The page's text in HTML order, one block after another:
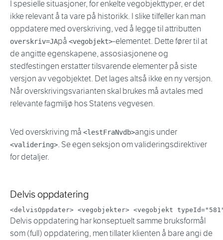
I spesielle situasjoner, for enkelte vegobjekttyper, er det
ikke relevant å ta vare på historikk. I slike tilfeller kan man
oppdatere med overskriving, ved å legge til attributten
overskriv=JApå <vegobjekt>-elementet. Dette fører til at
de angitte egenskapene, assosiasjonene og
stedfestingen erstatter tilsvarende elementer på siste
versjon av vegobjektet. Det lages altså ikke en ny versjon.
Når overskrivingsvarianten skal brukes må avtales med
relevante fagmiljø hos Statens vegvesen.
Ved overskriving må <lestFraNvdb>angis under
<validering>. Se egen seksjon om valideringsdirektiver
for detaljer.
Delvis oppdatering
<delvisOppdater> <vegobjekter> <vegobjekt typeId=" 581
Delvis oppdatering har konseptuelt samme bruksformål
som (full) oppdatering, men tillater klienten å bare angi de